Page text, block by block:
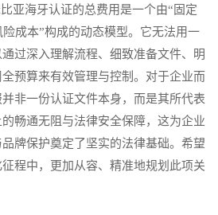
海牙认证的总费用是一个由“固定
成本”构成的动态模型。它无法用一
过深入理解流程、细致准备文件、明
预算来有效管理与控制。对于企业而
非一份认证文件本身，而是其所代表
畅通无阻与法律安全保障，这为企业
牌保护奠定了坚实的法律基础。希望
程中，更加从容、精准地规划此项关